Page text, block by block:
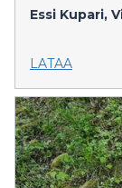
Essi Kupari,
LATAA